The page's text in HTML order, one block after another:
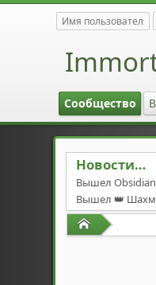
Сообщество
Новости
Вышел Obsidian
Вышел 👑
Вышел
Вышел Stockfish
Начало